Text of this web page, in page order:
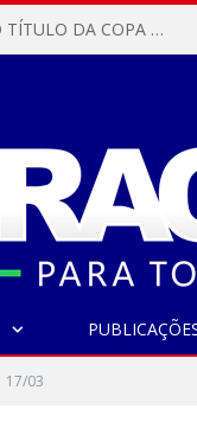
MARACANÃ SAI NA FRENTE NA DISPUTA PELO TÍTULO DA COPA PARÁ SUB-17!
17/03